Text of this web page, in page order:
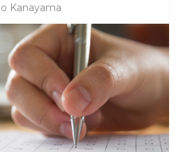
Kanayama